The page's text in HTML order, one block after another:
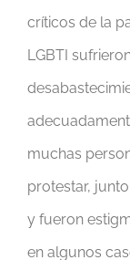
críticos de la
LGBTI
muchas
protestar,
y fueron
en algunos